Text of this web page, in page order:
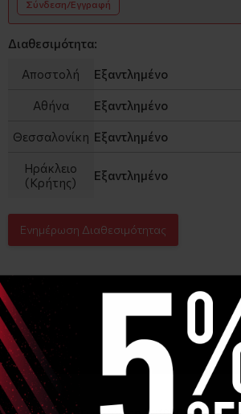
Σύνδεση/Εγγραφή
Διαθεσιμότητα:
Αποστολή Εξαντλημένο
Αθήνα Εξαντλημένο
Θεσσαλονίκη Εξαντλημένο
Ηράκλειο
(Κρήτης)
Εξαντλημένο
Ενημέρωση Διαθεσιμότητας
Αναλυτική Περιγραφή
Στυλό Ηλεκτροδιέγερης και μασάζ με
από 2 μη αποσπώμενες σφαίρες.
Σύνδεση με 2mm βύσμα το οποίο
ανάλογα με τις ανάγκες σας